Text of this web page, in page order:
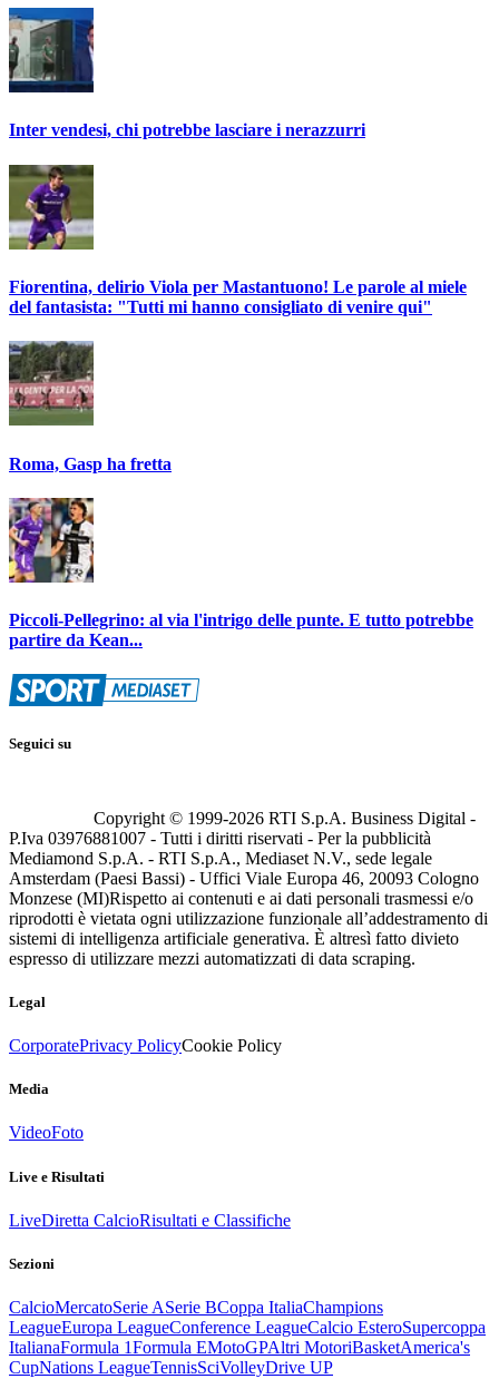
Inter vendesi, chi potrebbe lasciare i nerazzurri
Fiorentina, delirio Viola per Mastantuono! Le parole al miele
del fantasista: "Tutti mi hanno consigliato di venire qui"
Roma, Gasp ha fretta
Piccoli-Pellegrino: al via l'intrigo delle punte. E tutto potrebbe
partire da Kean...
Seguici su
Copyright © 1999-2026 RTI S.p.A. Business Digital -
P.Iva 03976881007 - Tutti i diritti riservati - Per la pubblicità
Mediamond S.p.A. - RTI S.p.A., Mediaset N.V., sede legale
Amsterdam (Paesi Bassi) - Uffici Viale Europa 46, 20093 Cologno
Monzese (MI)Rispetto ai contenuti e ai dati personali trasmessi e/o
riprodotti è vietata ogni utilizzazione funzionale all’addestramento di
sistemi di intelligenza artificiale generativa. È altresì fatto divieto
espresso di utilizzare mezzi automatizzati di data scraping.
Legal
CorporatePrivacy PolicyCookie Policy
Media
VideoFoto
Live e Risultati
LiveDiretta CalcioRisultati e Classifiche
Sezioni
CalcioMercatoSerie ASerie BCoppa ItaliaChampions
LeagueEuropa LeagueConference LeagueCalcio EsteroSupercoppa
ItalianaFormula 1Formula EMotoGPAltri MotoriBasketAmerica's
CupNations LeagueTennisSciVolleyDrive UP